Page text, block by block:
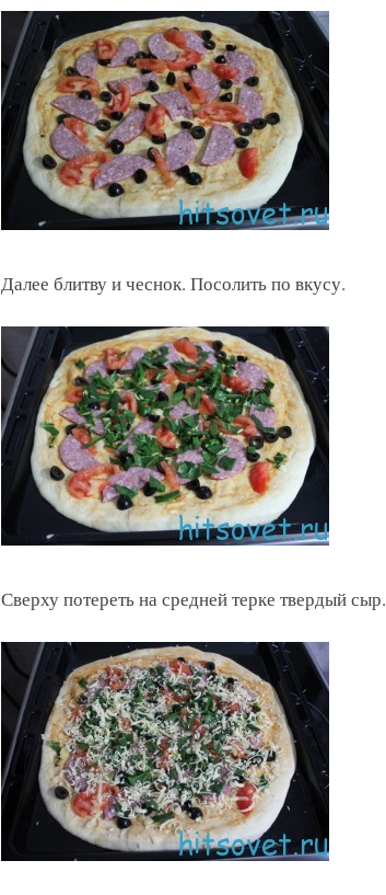
Далее блитву и чеснок. Посолить по вкусу.
Сверху потереть на средней терке твердый сыр.